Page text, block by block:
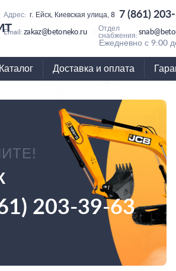
Адрес: г. Ейск, Киевская улица, 8 7 (861)
Email: zakaz@betoneko.ru
Отдел
снабжения:
Ежедневно с 9:00
Каталог Доставка и оплата
203-39-63